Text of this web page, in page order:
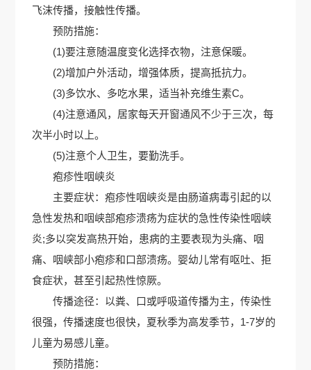
飞沫传播，接触性传播。
预防措施：
(1)要注意随温度变化选择衣物，注意保暖。
(2)增加户外活动，增强体质，提高抵抗力。
(3)多饮水、多吃水果，适当补充维生素C。
(4)注意通风，居家每天开窗通风不少于三次，每
次半小时以上。
(5)注意个人卫生，要勤洗手。
疱疹性咽峡炎
主要症状：疱疹性咽峡炎是由肠道病毒引起的以
急性发热和咽峡部疱疹溃疡为症状的急性传染性咽峡
炎;多以突发高热开始，患病的主要表现为头痛、咽
痛、咽峡部小疱疹和口部溃疡。婴幼儿常有呕吐、拒
食症状，甚至引起热性惊厥。
传播途径：以粪、口或呼吸道传播为主，传染性
很强，传播速度也很快，夏秋季为高发季节，1-7岁的
儿童为易感儿童。
预防措施：